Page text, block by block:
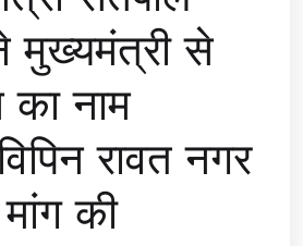
मुख्यमंत्री से
नाम
रावत नगर
की